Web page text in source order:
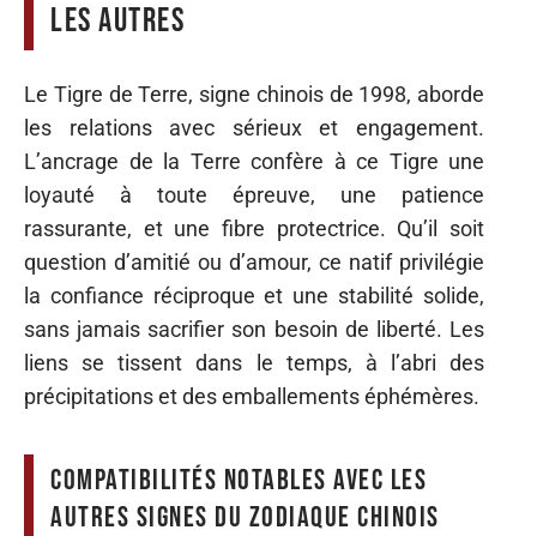
les autres
Le Tigre de Terre, signe chinois de 1998, aborde
les relations avec sérieux et engagement.
L’ancrage de la Terre confère à ce Tigre une
loyauté à toute épreuve, une patience
rassurante, et une fibre protectrice. Qu’il soit
question d’amitié ou d’amour, ce natif privilégie
la confiance réciproque et une stabilité solide,
sans jamais sacrifier son besoin de liberté. Les
liens se tissent dans le temps, à l’abri des
précipitations et des emballements éphémères.
Compatibilités notables avec les
autres signes du zodiaque chinois